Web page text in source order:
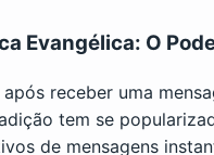
Evangélica: O
receber uma
tem se
de mensagens